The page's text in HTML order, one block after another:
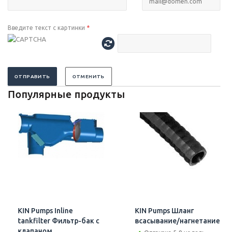
Введите текст с картинки *
ОТПРАВИТЬ ОТМЕНИТЬ
Популярные продукты
KIN Pumps Inline
tankfilter Фильтр-бак с
KIN Pumps Шланг
всасывание/нагнетание